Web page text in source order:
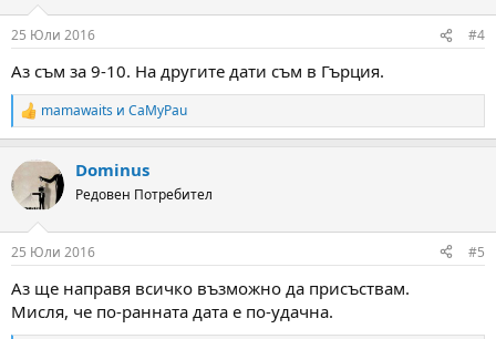
s
25 Юли 2016 #4
Аз съм за 9-10. На другите дати съм в Гърция.
R
e
c
i
s
mamawaits и CaMyPau
Dominus
Редовен Потребител
25 Юли 2016 #5
Аз ще направя всичко възможно да присъствам.
Мисля, че по-ранната дата е по-удачна.